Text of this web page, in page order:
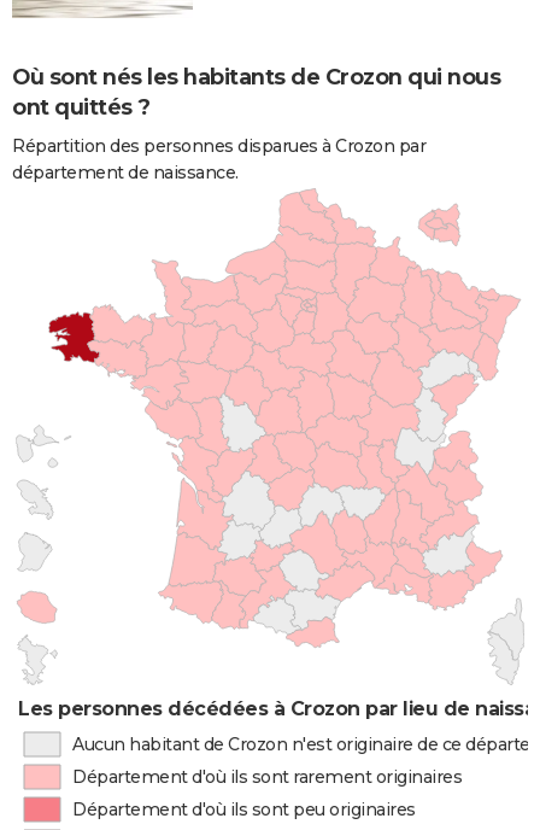
Où sont nés les habitants de Crozon qui nous
ont quittés ?
Répartition des personnes disparues à Crozon par
département de naissance.
Les personnes décédées à Crozon par lieu de
Aucun habitant de Crozon n'est originaire de ce
Département d'où ils sont rarement originaires
Département d'où ils sont peu originaires